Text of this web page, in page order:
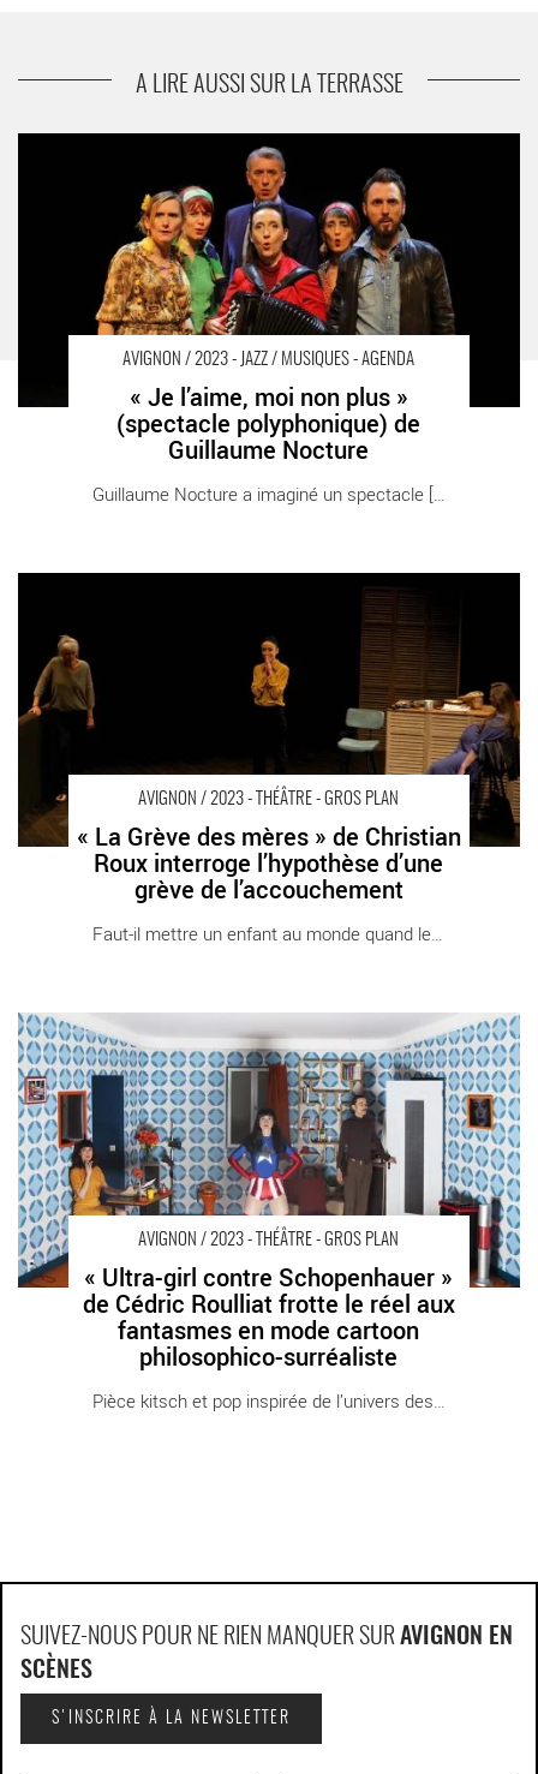
théâtral fort et une renaissance
A LIRE AUSSI SUR LA TERRASSE
AVIGNON / 2023 - JAZZ / MUSIQUES - AGENDA
« Je l’aime, moi non plus »
(spectacle polyphonique) de
Guillaume Nocture
Guillaume Nocture a imaginé un spectacle [...]
« Je l’aime, moi non plus » (spectacle polyphonique) de
Guillaume Nocture - Critique sortie Avignon / 2023 Avignon
Avignon Off. Théâtre de l’Arrache-Cœur
AVIGNON / 2023 - THÉÂTRE - GROS PLAN
« La Grève des mères » de Christian
Roux interroge l’hypothèse d’une
grève de l’accouchement
Faut-il mettre un enfant au monde quand le [...]
d’une grève de l’accouchement - Critique sortie Avignon / 2023
Avignon Avignon Off. Théâtre du Centre
AVIGNON / 2023 - THÉÂTRE - GROS PLAN
« Ultra-girl contre Schopenhauer »
de Cédric Roulliat frotte le réel aux
fantasmes en mode cartoon
philosophico-surréaliste
« Ultra-girl contre Schopenhauer » de Cédric Roulliat frotte le
réel aux fantasmes en mode cartoon philosophico-surréaliste -
Critique sortie Avignon / 2023 Avignon Avignon Off. La Factory
SUIVEZ-NOUS POUR NE RIEN MANQUER SUR AVIGNON EN
SCÈNES
S'INSCRIRE À LA NEWSLETTER